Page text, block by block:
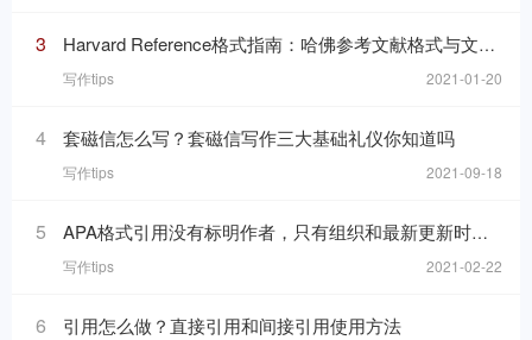
3 Harvard Reference格式指南：哈佛参考文献格式与文内引用格式
写作tips 2021-01-20
4 套磁信怎么写？套磁信写作三大基础礼仪你知道吗
写作tips 2021-09-18
5 APA格式引用没有标明作者，只有组织和最新更新时间的网页，在reference list里要怎么写
写作tips 2021-02-22
6 引用怎么做？直接引用和间接引用使用方法